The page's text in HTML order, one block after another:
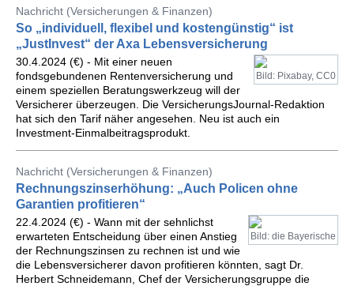
Nachricht (Versicherungen & Finanzen)
So „individuell, flexibel und kostengünstig“ ist
„JustInvest“ der Axa Lebensversicherung
Bild: Pixabay, CC0
30.4.2024 (€) - Mit einer neuen
fondsgebundenen Rentenversicherung und
einem speziellen Beratungswerkzeug will der
Versicherer überzeugen. Die VersicherungsJournal-Redaktion
hat sich den Tarif näher angesehen. Neu ist auch ein
Investment-Einmalbeitragsprodukt.
Nachricht (Versicherungen & Finanzen)
Rechnungszinserhöhung: „Auch Policen ohne
Garantien profitieren“
Bild: die Bayerische
22.4.2024 (€) - Wann mit der sehnlichst
erwarteten Entscheidung über einen Anstieg
der Rechnungszinsen zu rechnen ist und wie
die Lebensversicherer davon profitieren könnten, sagt Dr.
Herbert Schneidemann, Chef der Versicherungsgruppe die